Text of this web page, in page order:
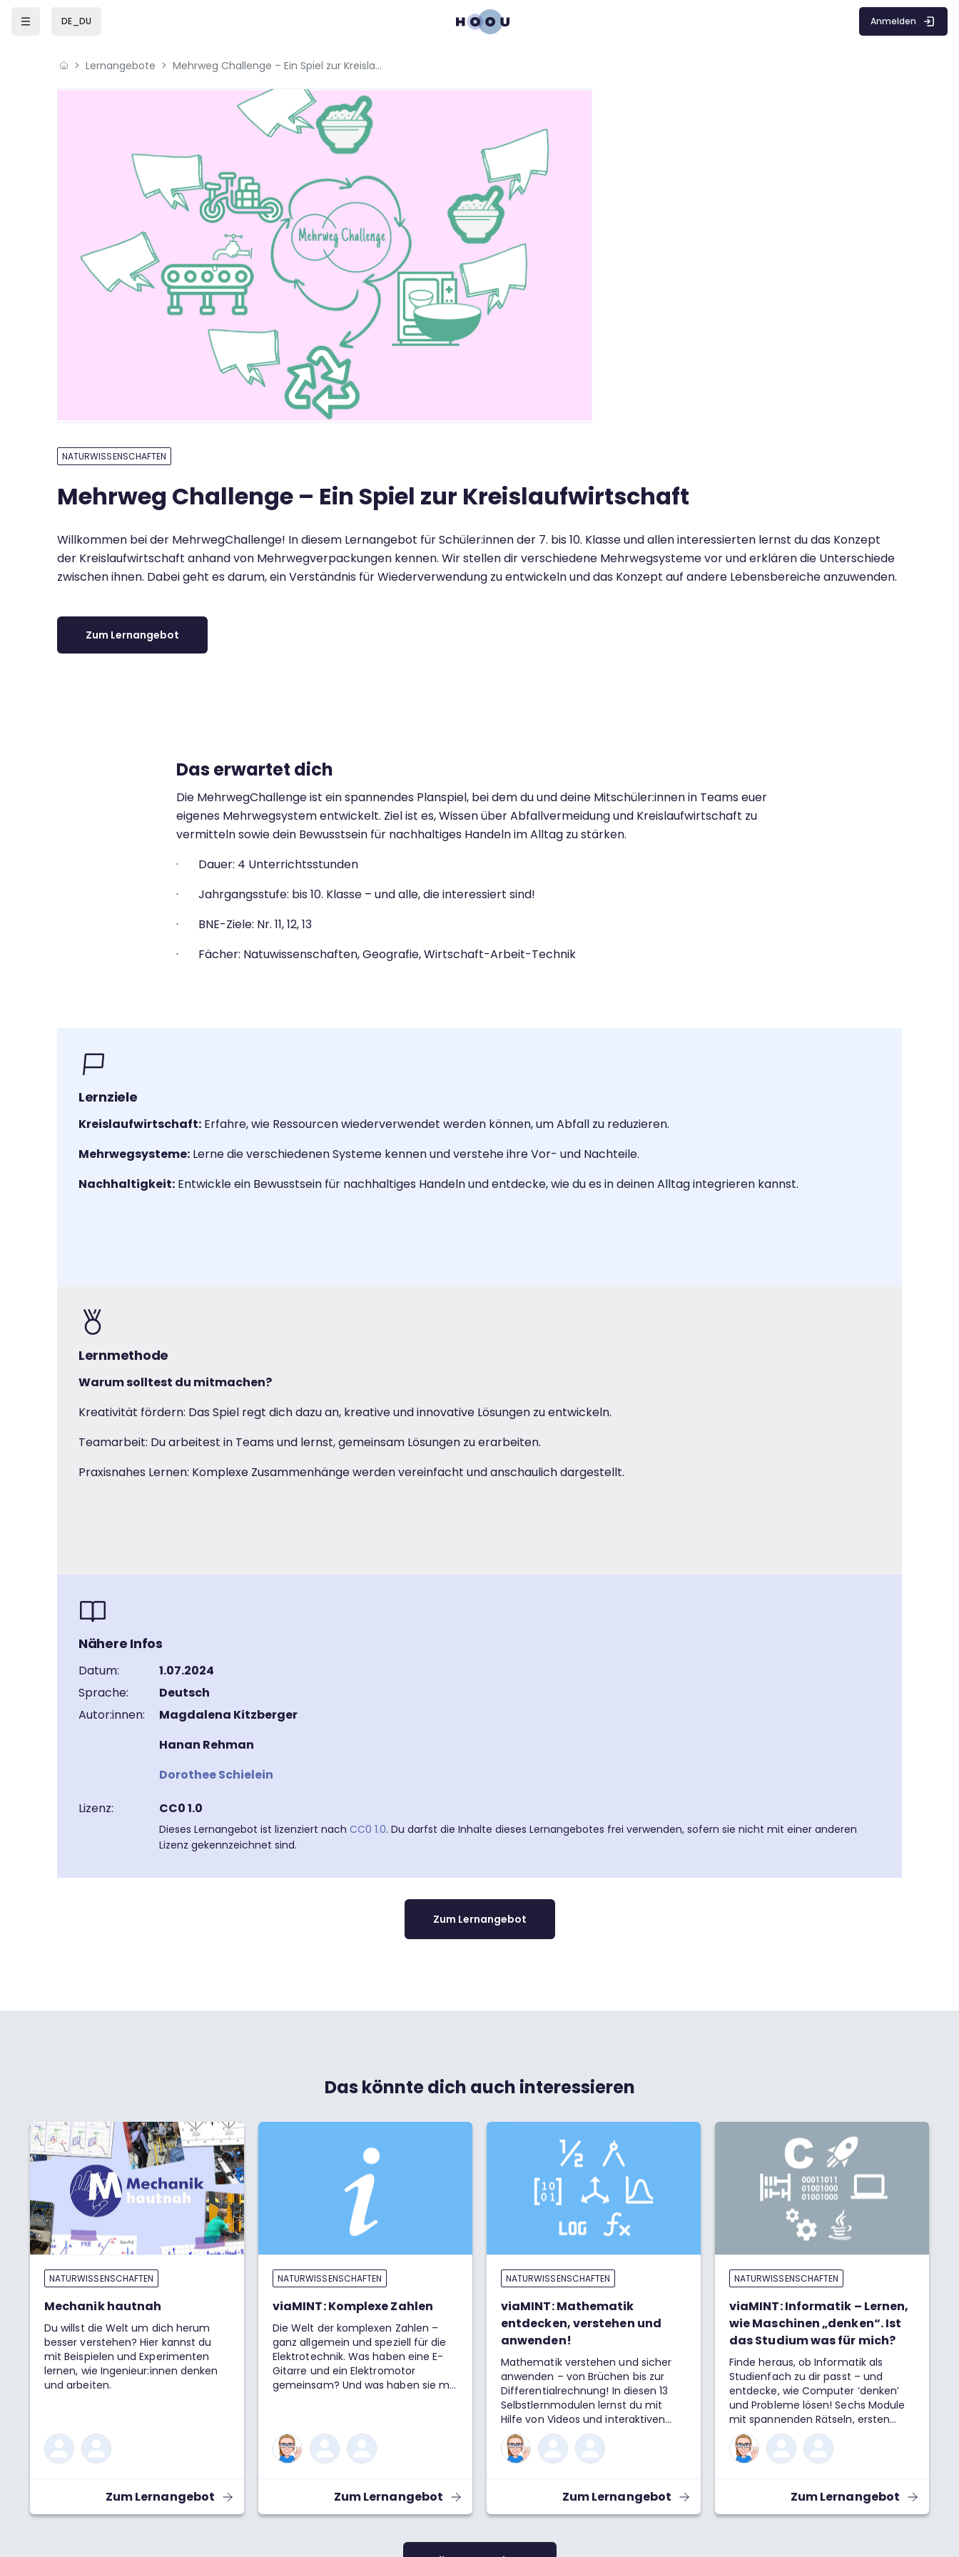
DE_DU Anmelden
Lernangebote Mehrweg Challenge – Ein Spiel zur Kreislaufwirtschaft
NATURWISSENSCHAFTEN
Mehrweg Challenge – Ein Spiel zur Kreislaufwirtschaft
Willkommen bei der MehrwegChallenge! In diesem Lernangebot für Schüler:innen der 7. bis 10. Klasse und allen interessierten lernst du das Konzept
der Kreislaufwirtschaft anhand von Mehrwegverpackungen kennen. Wir stellen dir verschiedene Mehrwegsysteme vor und erklären die Unterschiede
zwischen ihnen. Dabei geht es darum, ein Verständnis für Wiederverwendung zu entwickeln und das Konzept auf andere Lebensbereiche anzuwenden.
Zum Lernangebot
Das erwartet dich
Die MehrwegChallenge ist ein spannendes Planspiel, bei dem du und deine Mitschüler:innenin Teams euer
eigenes Mehrwegsystem entwickelt. Ziel ist es, Wissen über Abfallvermeidung und Kreislaufwirtschaft zu
vermitteln sowie dein Bewusstsein für nachhaltiges Handeln im Alltag zu stärken.
· Dauer: 4 Unterrichtsstunden
· Jahrgangsstufe: bis 10. Klasse – und alle, die interessiert sind!
· BNE-Ziele: Nr. 11, 12, 13
· Fächer: Natuwissenschaften, Geografie, Wirtschaft-Arbeit-Technik
Lernziele
Kreislaufwirtschaft: Erfahre, wie Ressourcen wiederverwendet werden können, um Abfall zu reduzieren.
Mehrwegsysteme: Lerne die verschiedenen Systeme kennen und verstehe ihre Vor- und Nachteile.
Nachhaltigkeit: Entwickle ein Bewusstsein für nachhaltiges Handeln und entdecke, wie du es in deinen Alltag integrieren kannst.
Lernmethode
Warum solltest du mitmachen?
Kreativität fördern: Das Spiel regt dich dazu an, kreative und innovative Lösungen zu entwickeln.
Teamarbeit: Du arbeitest in Teams und lernst, gemeinsam Lösungen zu erarbeiten.
Praxisnahes Lernen: Komplexe Zusammenhänge werden vereinfacht und anschaulich dargestellt.
Nähere Infos
Datum:
1.07.2024
Sprache:
Deutsch
Autor:innen:
Magdalena Kitzberger
Hanan Rehman
Dorothee Schielein
Lizenz: CC0 1.0
Dieses Lernangebot ist lizenziert nach CC0 1.0. Du darfst die Inhalte dieses Lernangebotes frei verwenden, sofern sie nicht mit einer anderen
Lizenz gekennzeichnet sind.
Zum Lernangebot
Das könnte dich auch interessieren
NATURWISSENSCHAFTEN
Mechanik hautnah
Du willst die Welt um dich herum
besser verstehen? Hier kannst du
mit Beispielen und Experimenten
lernen, wie Ingenieur:innen denken
und arbeiten.
Zum Lernangebot
NATURWISSENSCHAFTEN
viaMINT: Komplexe Zahlen
Die Welt der komplexen Zahlen –
ganz allgemein und speziell für die
Elektrotechnik. Was haben eine E-
Gitarre und ein Elektromotor
gemeinsam? Und was haben sie mit
reellen Zahlen berechnen? Die
Antwort ist: Komplexe Zahlen sind
Zahlen in der Wissenschaft und im
praktischen Alltag brauchen, wie du
komplexen Zahlen rechnen und was
Zum Lernangebot
NATURWISSENSCHAFTEN
viaMINT: Mathematik
entdecken, verstehen und
anwenden!
Mathematik verstehen und sicher
anwenden – von Brüchen bis zur
Differentialrechnung! In diesen 13
Selbstlernmodulen lernst du mit
Hilfe von Videos und interaktiven
Aufgaben Schritt für Schritt die
wichtigsten Begriffe, Formeln und
Lösungswege der Mathematik
kennen. Beispiele, Übungen und
Erklärungen der Lösungswege helfen
dir beim Mitdenken, Verstehen und
Anwenden.
Zum Lernangebot
NATURWISSENSCHAFTEN
viaMINT: Informatik – Lernen,
wie Maschinen „denken“. Ist
das Studium was für mich?
Finde heraus, ob Informatik als
Studienfach zu dir passt – und
entdecke, wie Computer ‘denken’
und Probleme lösen! Sechs Module
mit spannenden Rätseln, ersten
Programmieraufgaben und
verständlichen Erklärungen bieten
dir einen praxisnahen Einblick in die
Welt der Informatik.
Zum Lernangebot